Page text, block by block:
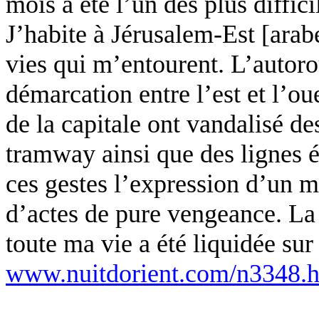
J’habite à Jérusalem-Est
vies qui m’entourent.
démarcation entre l’est et
de la capitale ont vandalisé
tramway ainsi que des lignes
ces gestes l’expression d’un
d’actes de pure vengeance.
toute ma vie a été liquidée
www.nuitdorient.com/